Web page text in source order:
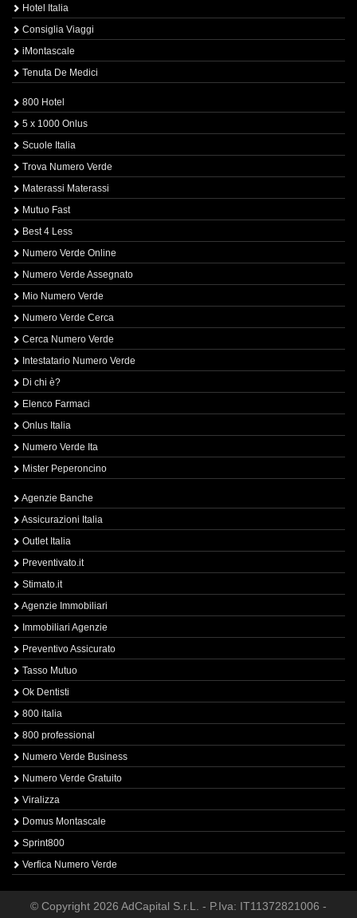
Hotel Italia
Consiglia Viaggi
iMontascale
Tenuta De Medici
800 Hotel
5 x 1000 Onlus
Scuole Italia
Trova Numero Verde
Materassi Materassi
Mutuo Fast
Best 4 Less
Numero Verde Online
Numero Verde Assegnato
Mio Numero Verde
Numero Verde Cerca
Cerca Numero Verde
Intestatario Numero Verde
Di chi è?
Elenco Farmaci
Onlus Italia
Numero Verde Ita
Mister Peperoncino
Agenzie Banche
Assicurazioni Italia
Outlet Italia
Preventivato.it
Stimato.it
Agenzie Immobiliari
Immobiliari Agenzie
Preventivo Assicurato
Tasso Mutuo
Ok Dentisti
800 italia
800 professional
Numero Verde Business
Numero Verde Gratuito
Viralizza
Domus Montascale
Sprint800
Verfica Numero Verde
© Copyright 2026 AdCapital S.r.L. - P.Iva: IT11372821006 -